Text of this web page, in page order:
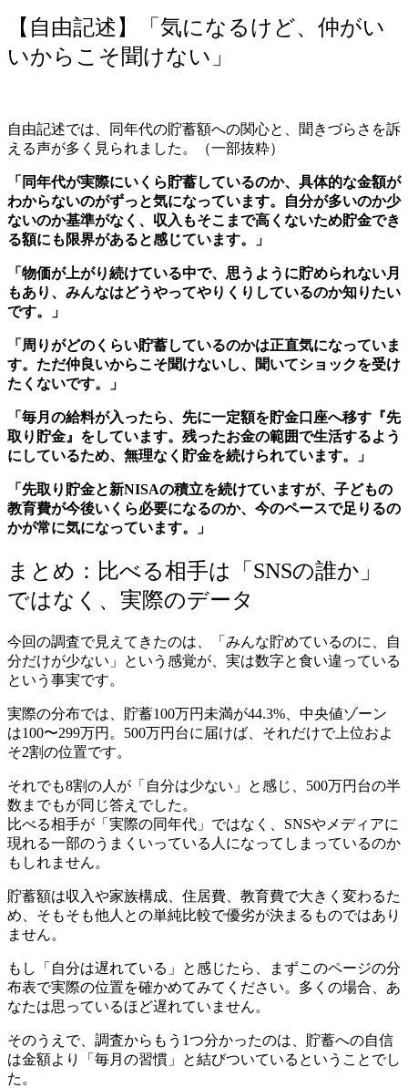
【自由記述】「気になるけど、仲がい
いからこそ聞けない」
自由記述では、同年代の貯蓄額への関心と、聞きづらさを訴
える声が多く見られました。（一部抜粋）
「同年代が実際にいくら貯蓄しているのか、具体的な金額が
わからないのがずっと気になっています。自分が多いのか少
ないのか基準がなく、収入もそこまで高くないため貯金でき
る額にも限界があると感じています。」
「物価が上がり続けている中で、思うように貯められない月
もあり、みんなはどうやってやりくりしているのか知りたい
です。」
「周りがどのくらい貯蓄しているのかは正直気になっていま
す。ただ仲良いからこそ聞けないし、聞いてショックを受け
たくないです。」
「毎月の給料が入ったら、先に一定額を貯金口座へ移す『先
取り貯金』をしています。残ったお金の範囲で生活するよう
にしているため、無理なく貯金を続けられています。」
「先取り貯金と新NISAの積立を続けていますが、子どもの
教育費が今後いくら必要になるのか、今のペースで足りるの
かが常に気になっています。」
まとめ：比べる相手は「SNSの誰か」
ではなく、実際のデータ
今回の調査で見えてきたのは、「みんな貯めているのに、自
分だけが少ない」という感覚が、実は数字と食い違っている
という事実です。
実際の分布では、貯蓄100万円未満が44.3%、中央値ゾーン
は100〜299万円。500万円台に届けば、それだけで上位およ
そ2割の位置です。
それでも8割の人が「自分は少ない」と感じ、500万円台の半
数までもが同じ答えでした。
比べる相手が「実際の同年代」ではなく、SNSやメディアに
現れる一部のうまくいっている人になってしまっているのか
もしれません。
貯蓄額は収入や家族構成、住居費、教育費で大きく変わるた
め、そもそも他人との単純比較で優劣が決まるものではあり
ません。
もし「自分は遅れている」と感じたら、まずこのページの分
布表で実際の位置を確かめてみてください。多くの場合、あ
なたは思っているほど遅れていません。
そのうえで、調査からもう1つ分かったのは、貯蓄への自信
は金額より「毎月の習慣」と結びついているということでし
た。